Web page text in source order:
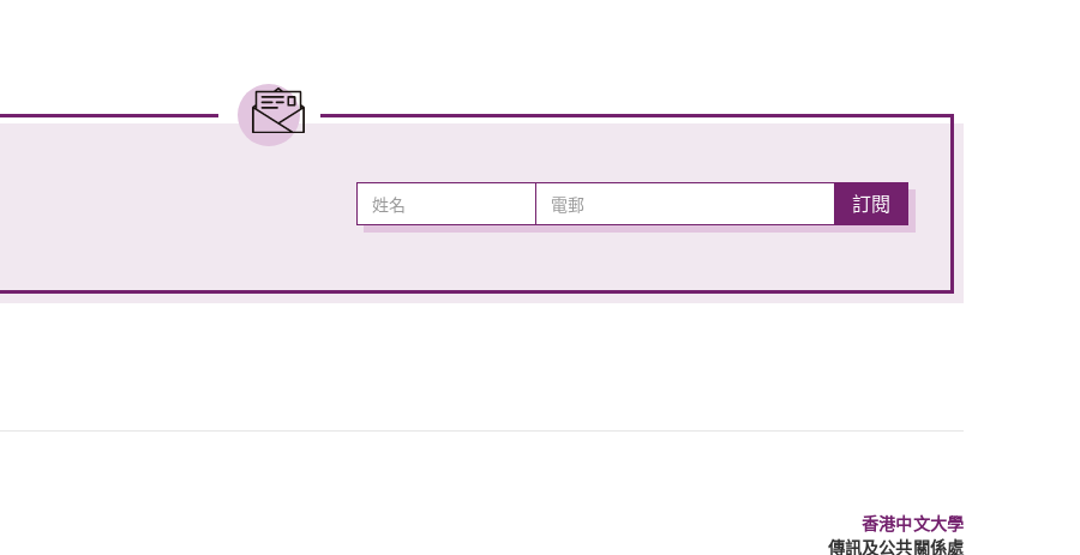
香港中文大學
傳訊及公共關係處